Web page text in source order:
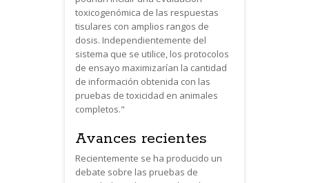
toxicogenómica de las respuestas
tisulares con amplios rangos de
dosis. Independientemente del
sistema que se utilice, los protocolos
de ensayo maximizarían la cantidad
de información obtenida con las
pruebas de toxicidad en animales
completos."
Avances recientes
Recientemente se ha producido un
debate sobre las pruebas de